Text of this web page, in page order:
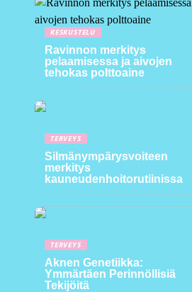
KESKUSTELU
Ravinnon merkitys
pelaamisessa ja aivojen
tehokas polttoaine
TERVEYS
Silmänympärysvoiteen
merkitys
kauneudenhoitorutiinissa
TERVEYS
Aknen Genetiikka:
Ymmärtäen Perinnöllisiä
Tekijöitä